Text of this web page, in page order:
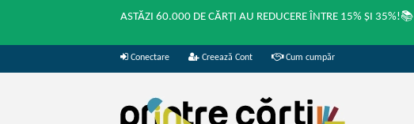
ASTĂZI 60.000 DE CĂRȚI AU REDUCERE ÎNTRE 15% ȘI 35%!📚
Conectare Creează Cont Cum cumpăr